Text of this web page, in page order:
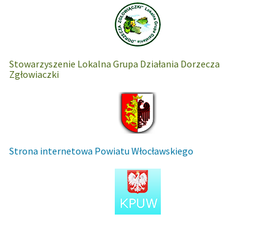
Stowarzyszenie Lokalna Grupa Działania Dorzecza
Zgłowiaczki
Strona internetowa Powiatu Włocławskiego